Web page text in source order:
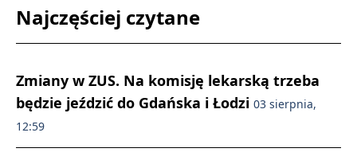
Najczęściej czytane
Zmiany w ZUS. Na komisję lekarską trzeba
będzie jeździć do Gdańska i Łodzi 03 sierpnia,
12:59